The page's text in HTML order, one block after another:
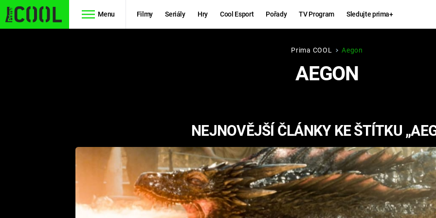
Menu Filmy Seriály Hry Cool Esport Pořady TV Program Sledujte prima+
RYCHLE A
ZBĚSILE 10
PREDÁTOR
KINGDOM
COME:
DELIVERANCE
ESPORT
CHUCK
NORRIS
Prima COOL Aegon
AEGON
NEJNOVĚJŠÍ ČLÁNKY KE ŠTÍTKU